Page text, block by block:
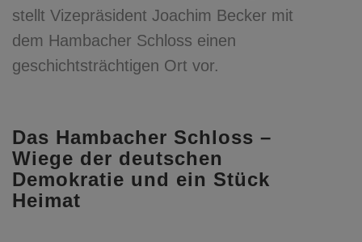
stellt Vizepräsident Joachim Becker mit
dem Hambacher Schloss einen
geschichtsträchtigen Ort vor.
Das Hambacher Schloss –
Wiege der deutschen
Demokratie und ein Stück
Heimat